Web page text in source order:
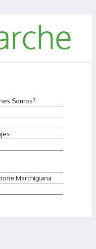
Somos?
Marchigiana